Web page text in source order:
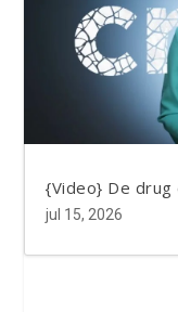
{Video} De
jul 15, 2026